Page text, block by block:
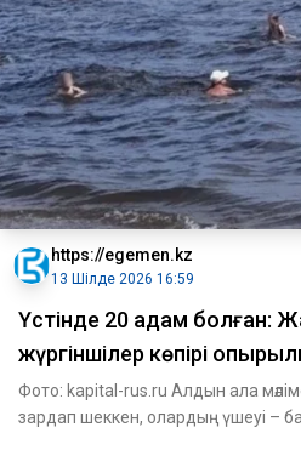
https://egemen.kz
13 Шілде 2026 16:59
Үстінде 20 адам болған:
жүргіншілер көпірі
Фото: kapital-rus.ru Алдын ала
зардап шеккен, олардың үшеуі –